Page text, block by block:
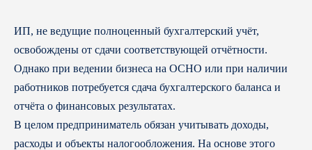
ИП, не ведущие полноценный бухгалтерский учёт,
освобождены от сдачи соответствующей отчётности.
Однако при ведении бизнеса на ОСНО или при наличии
работников потребуется сдача бухгалтерского баланса и
отчёта о финансовых результатах.
В целом предприниматель обязан учитывать доходы,
расходы и объекты налогообложения. На основе этого